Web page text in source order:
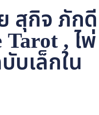
สุกิจ ภักดี
, ไพ่
บเล็กใน